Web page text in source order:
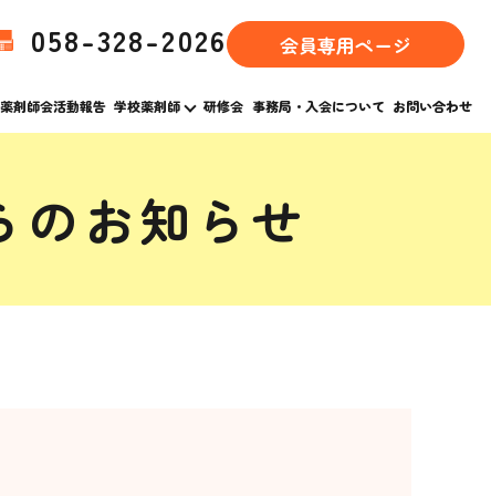
剤師会活動報告 学校薬剤師 研修会 事務局・入会について お問い合わせ
058-328-2026 会員専用ページ
お知らせ